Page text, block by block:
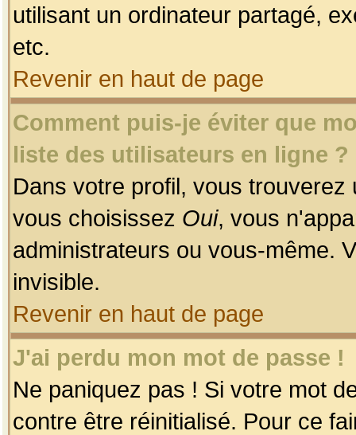
utilisant un ordinateur partagé,
etc.
Revenir en haut de page
Comment puis-je éviter que
liste des utilisateurs en ligne ?
Dans votre profil, vous
vous choisissez Oui, vous
administrateurs ou vous-même.
invisible.
Revenir en haut de page
J'ai perdu mon mot de passe !
Ne paniquez pas ! Si votre mot
contre être réinitialisé. Pour ce